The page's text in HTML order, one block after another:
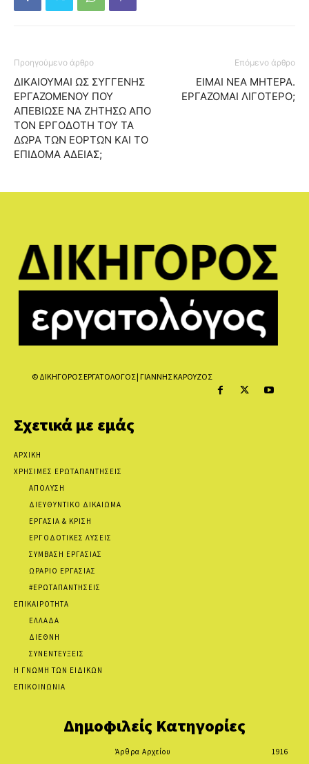
Προηγούμενο άρθρο
ΔΙΚΑΙΟΥΜΑΙ ΩΣ ΣΥΓΓΕΝΗΣ
ΕΡΓΑΖΟΜΕΝΟΥ ΠΟΥ
ΑΠΕΒΙΩΣΕ ΝΑ ΖΗΤΗΣΩ ΑΠΟ
ΤΟΝ ΕΡΓΟΔΟΤΗ ΤΟΥ ΤΑ
ΔΩΡΑ ΤΩΝ ΕΟΡΤΩΝ ΚΑΙ ΤΟ
ΕΠΙΔΟΜΑ ΑΔΕΙΑΣ;
Επόμενο άρθρο
ΕΙΜΑΙ ΝΕΑ ΜΗΤΕΡΑ.
ΕΡΓΑΖΟΜΑΙ ΛΙΓΟΤΕΡΟ;
© ΔΙΚΗΓΟΡΟΣ ΕΡΓΑΤΟΛΟΓΟΣ | ΓΙΑΝΝΗΣ ΚΑΡΟΥΖΟΣ
Σχετικά με εμάς
ΑΡΧΙΚΗ
ΧΡΗΣΙΜΕΣ ΕΡΩΤΑΠΑΝΤΗΣΕΙΣ
ΑΠΟΛΥΣΗ
ΔΙΕΥΘΥΝΤΙΚΟ ΔΙΚΑΙΩΜΑ
ΕΡΓΑΣΙΑ & ΚΡΙΣΗ
ΕΡΓΟΔΟΤΙΚΕΣ ΛΥΣΕΙΣ
ΣΥΜΒΑΣΗ ΕΡΓΑΣΙΑΣ
ΩΡΑΡΙΟ ΕΡΓΑΣΙΑΣ
#ΕΡΩΤΑΠΑΝΤΗΣΕΙΣ
ΕΠΙΚΑΙΡΟΤΗΤΑ
ΕΛΛΑΔΑ
ΔΙΕΘΝΗ
ΣΥΝΕΝΤΕΥΞΕΙΣ
Η ΓΝΩΜΗ ΤΩΝ ΕΙΔΙΚΩΝ
ΕΠΙΚΟΙΝΩΝΙΑ
Δημοφιλείς Κατηγορίες
Άρθρα Αρχείου
1916